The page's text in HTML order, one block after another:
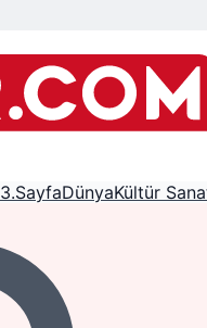
3.SayfaDünyaKültür